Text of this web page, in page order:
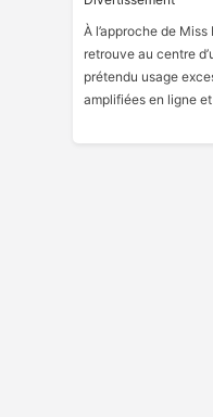
À l’approche de
retrouve au centre
prétendu usage
amplifiées en ligne et